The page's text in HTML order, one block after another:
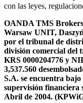
con las leyes,
OANDA TMS
Warsaw UNIT,
por el tribunal de
división comercial del
KRS 0000204776 y
3,537.560
S.A. se encuentra
supervisión financiera
Abril de 2004.